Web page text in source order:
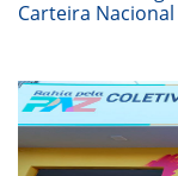
Carteira